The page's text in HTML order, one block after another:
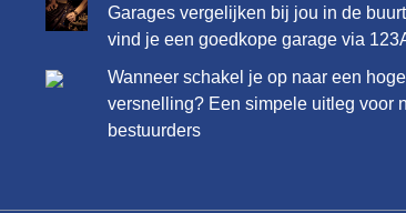
Garages vergelijken bij jou in de
vind je een goedkope garage via
Wanneer schakel je op naar een
versnelling? Een simpele uitleg voor
bestuurders